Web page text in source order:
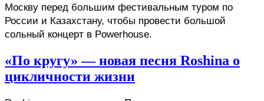
Москву перед большим фестивальным туром по
России и Казахстану, чтобы провести большой
сольный концерт в Powerhouse.
«По кругу» — новая песня Roshina о
цикличности жизни